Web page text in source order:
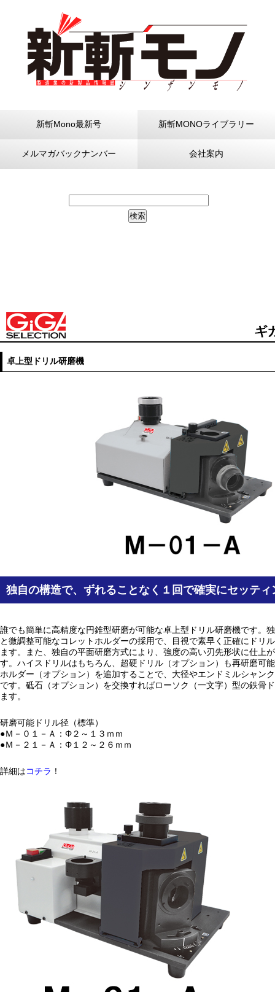
新斬Mono最新号 新斬MONOライブラリー
メルマガバックナンバー 会社案内
卓上型ドリル研磨機
独自の構造で、ずれることなく１回で確実にセッティ
誰でも簡単に高精度な円錐型研磨が可能な卓上型ドリル研磨機です。
と微調整可能なコレットホルダーの採用で、目視で素早く正確にドリ
ます。また、独自の平面研磨方式により、強度の高い刃先形状に仕上
す。ハイスドリルはもちろん、超硬ドリル（オプション）も再研磨可
ホルダー（オプション）を追加することで、大径やエンドミルシャン
です。砥石（オプション）を交換すればローソク（一文字）型の鉄骨
ます。
研磨可能ドリル径（標準）
●Ｍ－０１－Ａ：Φ２～１３ｍｍ
●Ｍ－２１－Ａ：Φ１２～２６ｍｍ
詳細はコチラ ！